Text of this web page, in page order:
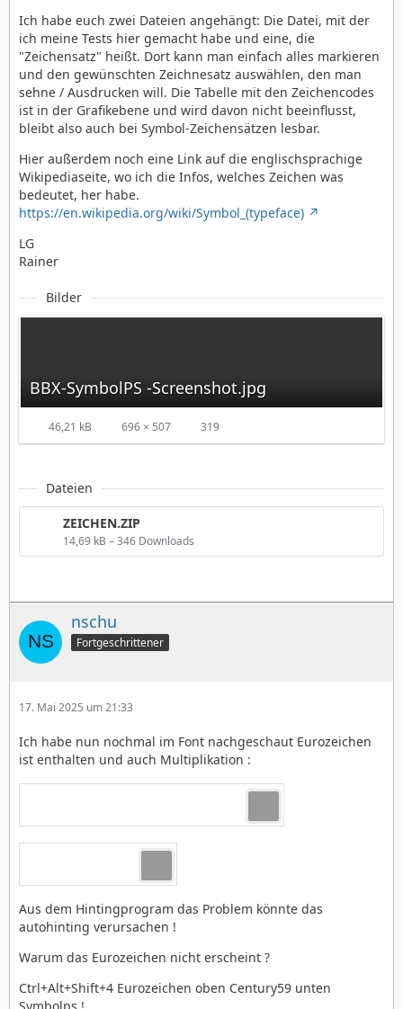
Ich habe euch zwei Dateien angehängt: Die Datei, mit der
ich meine Tests hier gemacht habe und eine, die
"Zeichensatz" heißt. Dort kann man einfach alles markieren
und den gewünschten Zeichnesatz auswählen, den man
sehne / Ausdrucken will. Die Tabelle mit den Zeichencodes
ist in der Grafikebene und wird davon nicht beeinflusst,
bleibt also auch bei Symbol-Zeichensätzen lesbar.
Hier außerdem noch eine Link auf die englischsprachige
Wikipediaseite, wo ich die Infos, welches Zeichen was
bedeutet, her habe.
https://en.wikipedia.org/wiki/Symbol_(typeface)
LG
Rainer
Bilder
BBX-SymbolPS -Screenshot.jpg
46,21 kB 696 × 507 319
Dateien
ZEICHEN.ZIP
14,69 kB – 346 Downloads
nschu
Fortgeschrittener
17. Mai 2025 um 21:33
Ich habe nun nochmal im Font nachgeschaut Eurozeichen
ist enthalten und auch Multiplikation :
Aus dem Hintingprogram das Problem könnte das
autohinting verursachen !
Warum das Eurozeichen nicht erscheint ?
Ctrl+Alt+Shift+4 Eurozeichen oben Century59 unten